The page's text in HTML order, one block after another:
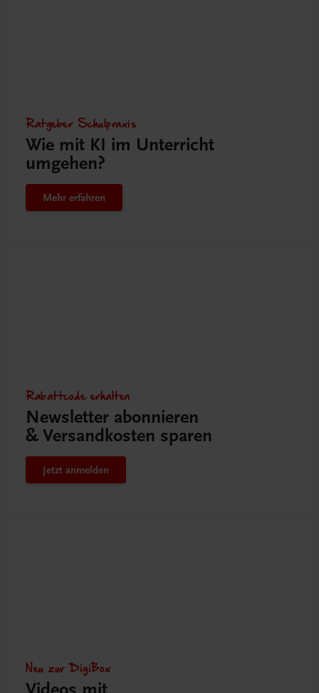
Ratgeber Schulpraxis
Wie mit KI im Unterricht
umgehen?
Mehr erfahren
Rabattcode erhalten
Newsletter abonnieren
& Versandkosten sparen
Jetzt anmelden
Neu zur DigiBox